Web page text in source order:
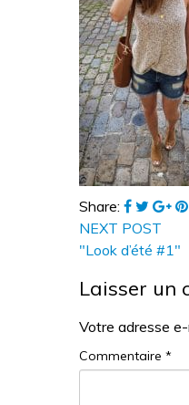
Share:
NEXT POST
"Look d’été #1"
Laisser un
Votre adresse e-
Commentaire *